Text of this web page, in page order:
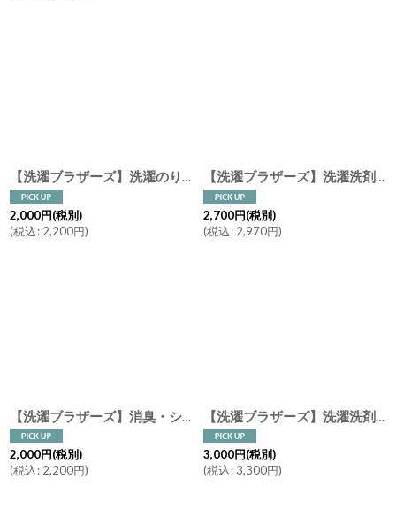
【洗濯ブラザーズ】洗濯のり配合 アイロンスプレー 150ml ローズ＆カモミールの香り Perfect Iron Spray LIVRER YOKOHAMA
2,000円(税別)
(税込: 2,200円)
【洗濯ブラザーズ】洗濯洗剤 600ml Sports ランドリーディタージェント（綿・麻・合成繊維用）スポーツ LIVRER YOKOHAMA ランドリーソープ
2,700円(税別)
(税込: 2,970円)
【洗濯ブラザーズ】消臭・シワ取り効果 ビーチ ファブリック フレグランス スプレー 150ml Beach Fabric Fragrance Spray LIVRER YOKOHAMA
2,000円(税別)
(税込: 2,200円)
【洗濯ブラザーズ】洗濯洗剤 400ml Dark &Color ダーク＆カラー ランドリーディタージェント（色柄モノ） LIVRER YOKOHAMA ランドリーソープ
3,000円(税別)
(税込: 3,300円)